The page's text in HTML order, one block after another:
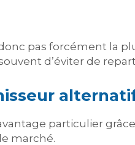
pas forcément la
d’éviter de
particulier
marché.